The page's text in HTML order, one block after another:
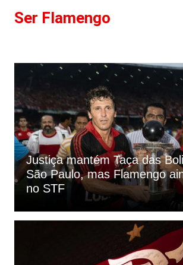
paraSer Flamengo
Justiça mantém Taça das
São Paulo, mas Flamengo
no STF